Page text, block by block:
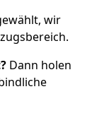
wir
Dann holen